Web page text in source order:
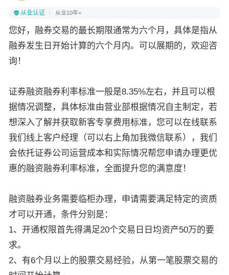
从业认证 从业10年+
您好，融券交易的最长期限通常为六个月，具体是指从
融券发生日开始计算的六个月内。可以展期的，欢迎咨
询！
证券融资融券利率标准一般是8.35%左右，并且可以根
据情况调整，具体标准由营业部根据情况自主制定，若
想深入了解并获取新客专享费用标准，您可以在线联系
我们线上客户经理（可以右上角加我微信联系），我们
会依托证券公司运营成本和实际情况帮您申请办理更优
惠的融资融券利率标准，全面提升您的满意度！
融资融券业务需要临柜办理，申请需要满足特定的资质
才可以开通，条件分别是：
1、开通权限首先得满足20个交易日日均资产50万的要
求。
2、有6个月以上的股票交易经验，从第一笔股票交易的